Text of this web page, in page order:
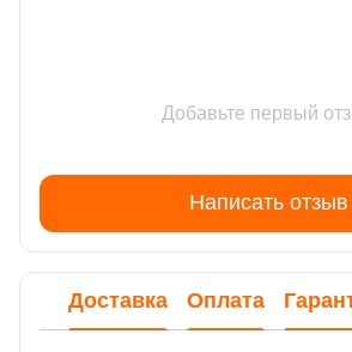
Добавьте первый
Написать отзыв
Доставка Оплата